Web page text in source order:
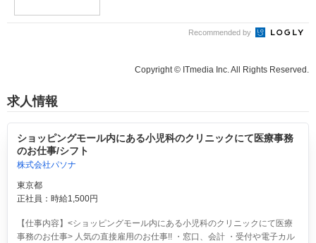
Recommended by
Copyright © ITmedia Inc. All Rights Reserved.
求人情報
ショッピングモール内にある小児科のクリニックにて医療事務
のお仕事/シフト
株式会社パソナ
東京都
正社員：時給1,500円
【仕事内容】<ショッピングモール内にある小児科のクリニックにて医療
事務のお仕事> 人気の直接雇用のお仕事!! ・窓口、会計 ・受付や電子カル